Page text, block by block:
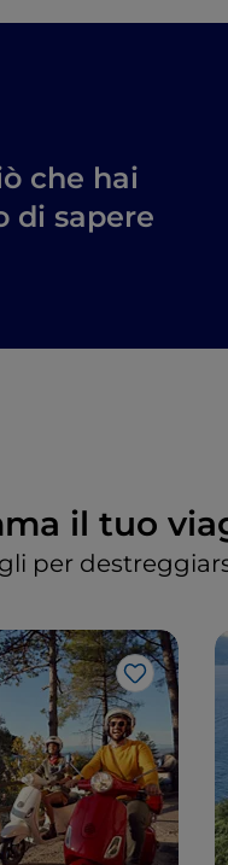
che hai
di sapere
per
il tuo
Like